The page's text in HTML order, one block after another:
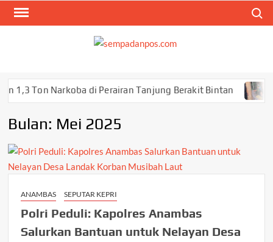
Skip
di Perairan Tanjung Berakit Bintan Jumat
Bulan: Mei 2025
ANAMBAS SEPUTAR KEPRI
Polri Peduli: Kapolres Anambas
Salurkan Bantuan untuk Nelayan Desa